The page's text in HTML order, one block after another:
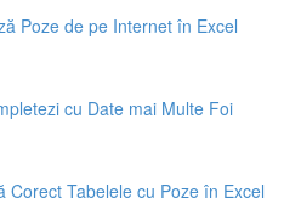
Poze de pe Internet în Excel
cu Date mai Multe Foi
Corect Tabelele cu Poze în Excel